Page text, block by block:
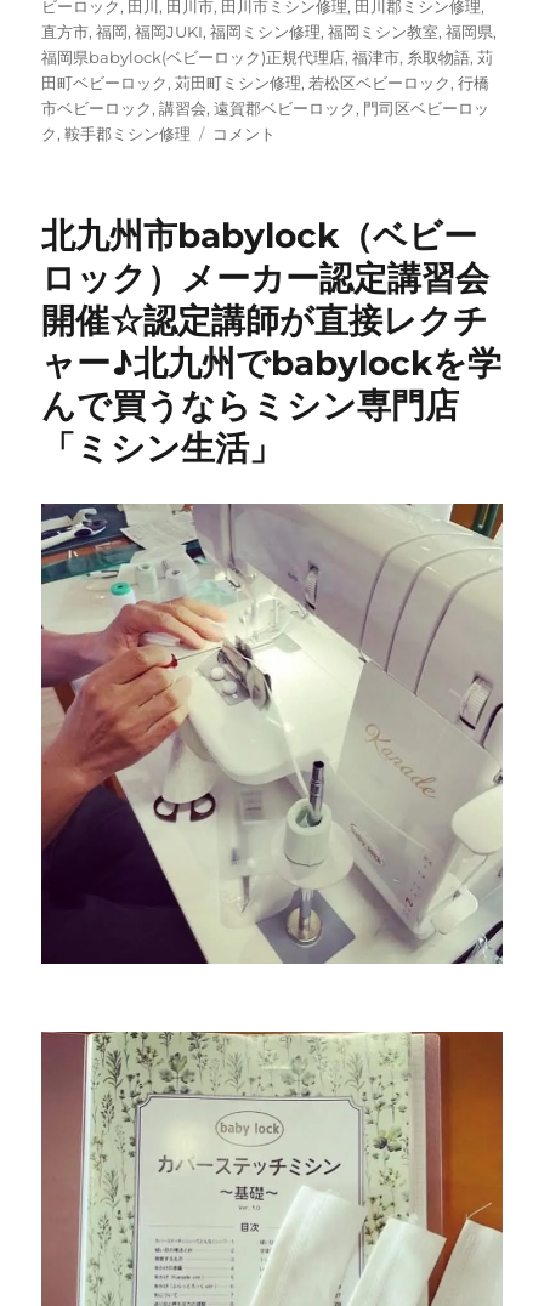
ビーロック, 田川, 田川市, 田川市ミシン修理, 田川郡ミシン修理,
直方市,福岡,福岡JUKI,福岡ミシン修理,福岡ミシン教室,福岡県,
福岡県babylock(ベビーロック)正規代理店,福津市, 糸取物語,苅
田町ベビーロック,苅田町ミシン修理,若松区ベビーロック,行橋
市ベビーロック,講習会,遠賀郡ベビーロック, 門司区ベビーロッ
ク,鞍手郡ミシン修理
北
babylock（ベ
ー
ロ
ッ
ク）
を
買
う
な
こ！
ロ
ッ
ク
ミ
シ
ン
の
様
子
市
の
ミ
シ
専
「ミ
シ
コメント
北九州市babylock（ベビー
ロック）メーカー認定講習会
開催☆認定講師が直接レクチ
ャー♪北九州でbabylockを学
んで買うならミシン専門店
「ミシン生活」